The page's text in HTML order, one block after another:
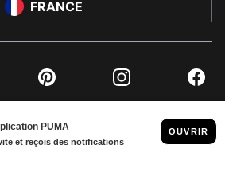
FRANCE
Pinterest Instagram
GMBH, 2026. TOUS DROITS RÉSERVÉS
MENTIONS ET DONNÉES LÉGALES